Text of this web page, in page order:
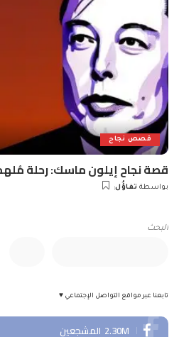
قصص نجاح
قصة نجاح إيلون ماسك: رحلة
بواسطة تفاؤُل
البحث
تابعنا عبر مواقع التواصل الإجتماعي ♥
2.30M المشجعين